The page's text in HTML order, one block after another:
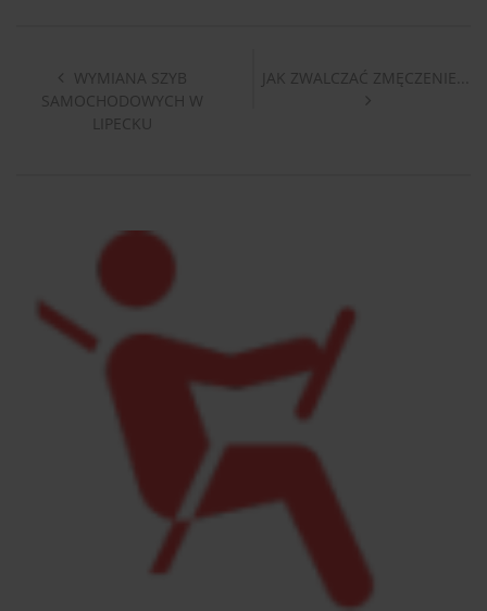
WYMIANA SZYB
SAMOCHODOWYCH W
LIPECKU
JAK ZWALCZAĆ ZMĘCZENIE...